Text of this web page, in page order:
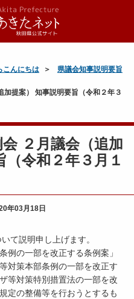
こんにちは
県議会知事説明要旨
提案） 知事説明要旨（令和２年３
２月議会（追加
（令和２年３月１
年03月18日
て説明申し上げます。
の一部を改正する条例案」
対策本部条例の一部を改正す
等対策特別措置法の一部を改
定の整備等を行おうとするも